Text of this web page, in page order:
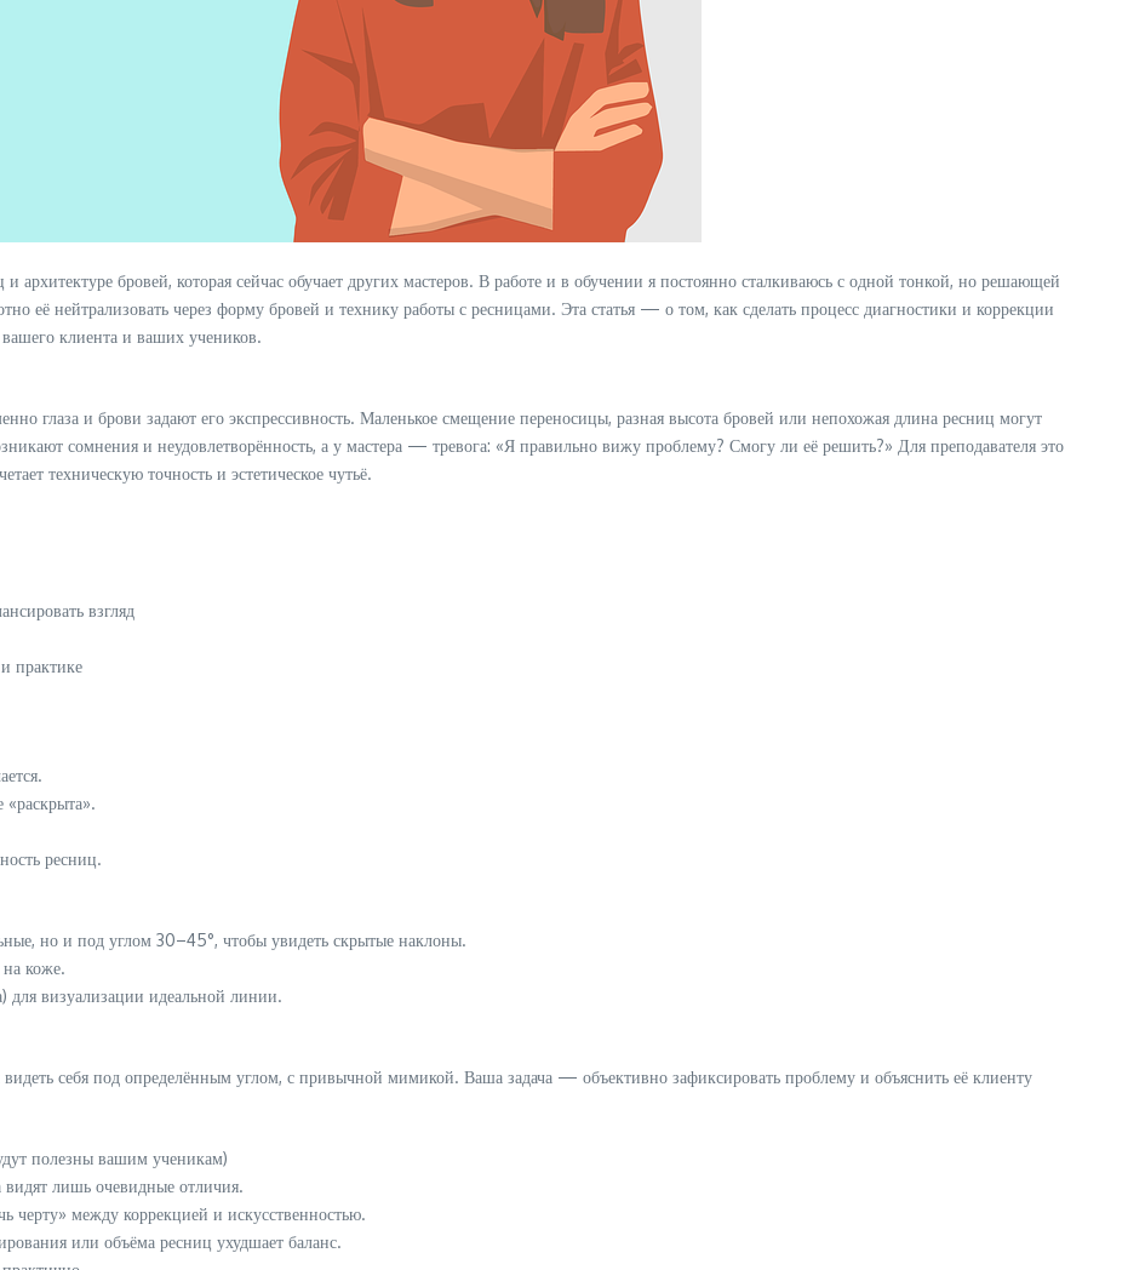
бровей, которая сейчас обучает других мастеров. В работе и в обучении я постоянно сталкиваюсь с одной тонкой, но решающей
её нейтрализовать через форму бровей и технику работы с ресницами. Эта статья — о том, как сделать процесс диагностики и коррекции
клиента и ваших учеников.
глаза и брови задают его экспрессивность. Маленькое смещение переносицы, разная высота бровей или непохожая длина ресниц могут
сомнения и неудовлетворённость, а у мастера — тревога: «Я правильно вижу проблему? Смогу ли её решить?» Для преподавателя это
техническую точность и эстетическое чутьё.
взгляд
практике
ресниц.
но и под углом 30–45°, чтобы увидеть скрытые наклоны.
коже.
визуализации идеальной линии.
себя под определённым углом, с привычной мимикой. Ваша задача — объективно зафиксировать проблему и объяснить её клиенту
полезны вашим ученикам)
лишь очевидные отличия.
черту» между коррекцией и искусственностью.
или объёма ресниц ухудшает баланс.